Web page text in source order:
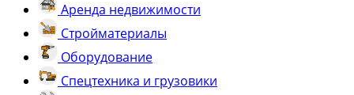
Аренда недвижимости
Стройматериалы
Оборудование
Спецтехника и грузовики